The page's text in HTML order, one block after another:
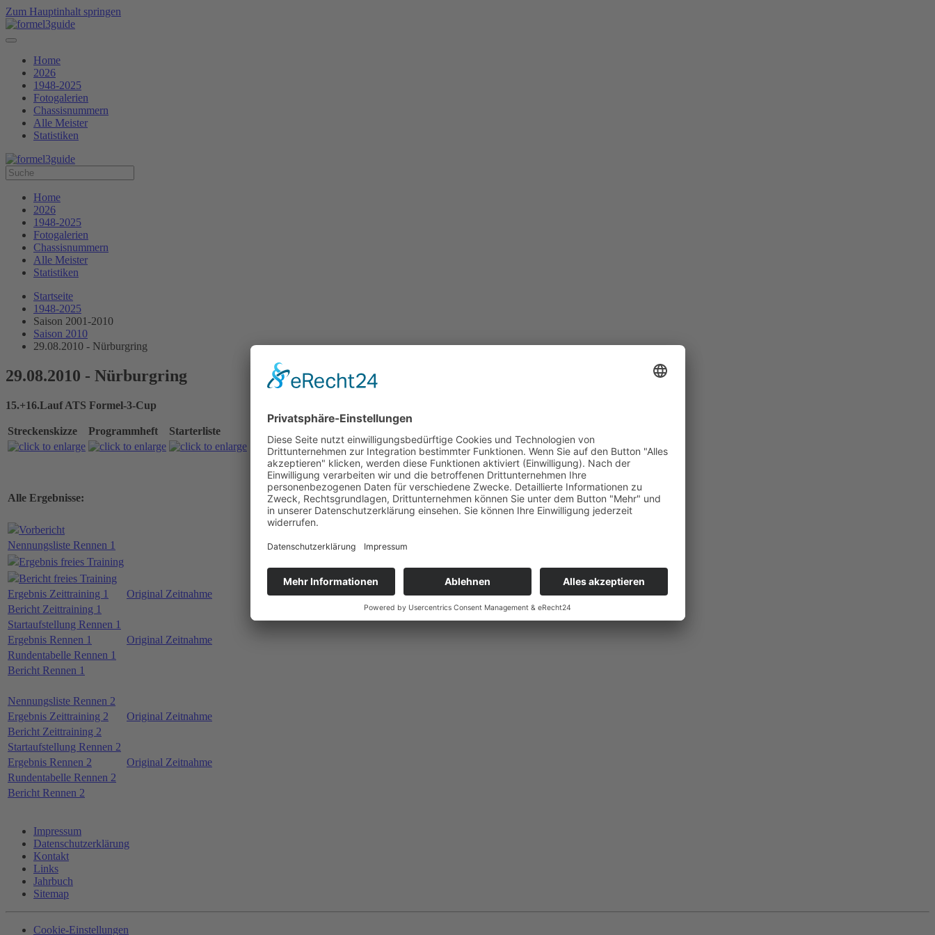
Zum Hauptinhalt springen
Home
2026
1948-2025
Fotogalerien
Chassisnummern
Alle Meister
Statistiken
Home
2026
1948-2025
Fotogalerien
Chassisnummern
Alle Meister
Statistiken
Startseite
1948-2025
Saison 2001-2010
Saison 2010
29.08.2010 - Nürburgring
29.08.2010 - Nürburgring
15.+16.Lauf ATS Formel-3-Cup
Streckenskizze Programmheft Starterliste
Alle Ergebnisse:
Vorbericht
Nennungsliste Rennen 1
Ergebnis freies Training
Bericht freies Training
Ergebnis Zeittraining 1
Original Zeitnahme
Bericht Zeittraining 1
Startaufstellung Rennen 1
Ergebnis Rennen 1
Original Zeitnahme
Rundentabelle Rennen 1
Bericht Rennen 1
Nennungsliste Rennen 2
Ergebnis Zeittraining 2
Original Zeitnahme
Bericht Zeittraining 2
Startaufstellung Rennen 2
Ergebnis Rennen 2
Original Zeitnahme
Rundentabelle Rennen 2
Bericht Rennen 2
Impressum
Datenschutzerklärung
Kontakt
Links
Jahrbuch
Sitemap
Cookie-Einstellungen